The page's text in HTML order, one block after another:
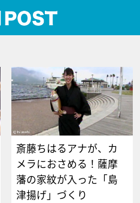
斎藤ちはるアナが、カ
メラにおさめる！薩摩
藩の家紋が入った「島
津揚げ」づくり